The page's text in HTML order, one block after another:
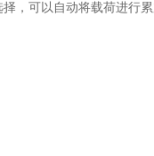
，可以自动将载荷进行